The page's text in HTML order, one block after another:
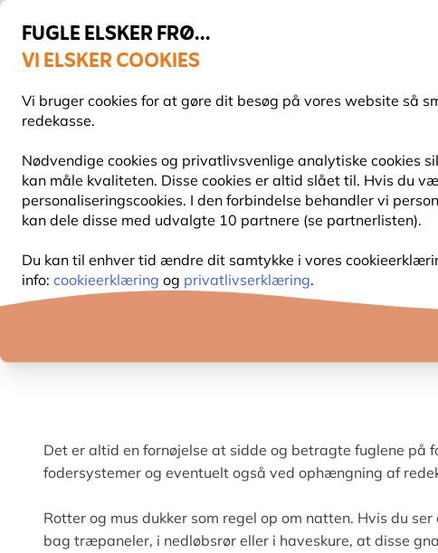
FUGLE ELSKER FRØ...
VI ELSKER COOKIES
Vi bruger cookies for at gøre dit besøg på vores website så
redekasse.
Nødvendige cookies og privatlivsvenlige analytiske cookies
kan måle kvaliteten. Disse cookies er altid slået til. Hvis du
personaliseringscookies. I den forbindelse behandler vi
kan dele disse med udvalgte 10 partnere (se partnerlisten).
Du kan til enhver tid ændre dit samtykke i vores
info: cookieerklæring og privatlivserklæring.
Topbedømt i 11 lande
Fri fragt over 499 kr.
FUGLEFODER FUGLEFODERHUSE REDEKASSER
Det er altid en fornøjelse at sidde og betragte fuglene på
fodersystemer og eventuelt også ved ophængning af
Rotter og mus dukker som regel op om natten. Hvis du
bag træpaneler, i nedløbsrør eller i haveskure, at disse